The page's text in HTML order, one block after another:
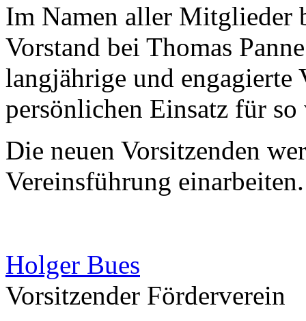
Im Namen aller Mitglieder
Vorstand bei Thomas
langjährige und engagierte
persönlichen Einsatz für
Die neuen Vorsitzenden
Vereinsführung einarbeiten.
Holger Bues
Vorsitzender Förderverein